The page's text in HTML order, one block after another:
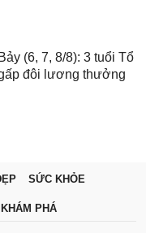
(6, 7, 8/8): 3 tuổi Tổ
đôi lương thưởng
SỨC KHỎE
KHÁM PHÁ